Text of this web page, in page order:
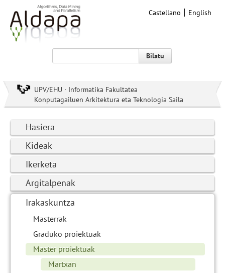
Castellano English
Bilatu
UPV/EHU · Informatika Fakultatea
Konputagailuen Arkitektura eta Teknologia Saila
Hasiera
Kideak
Ikerketa
Argitalpenak
Irakaskuntza
Masterrak
Graduko proiektuak
Master proiektuak
Martxan